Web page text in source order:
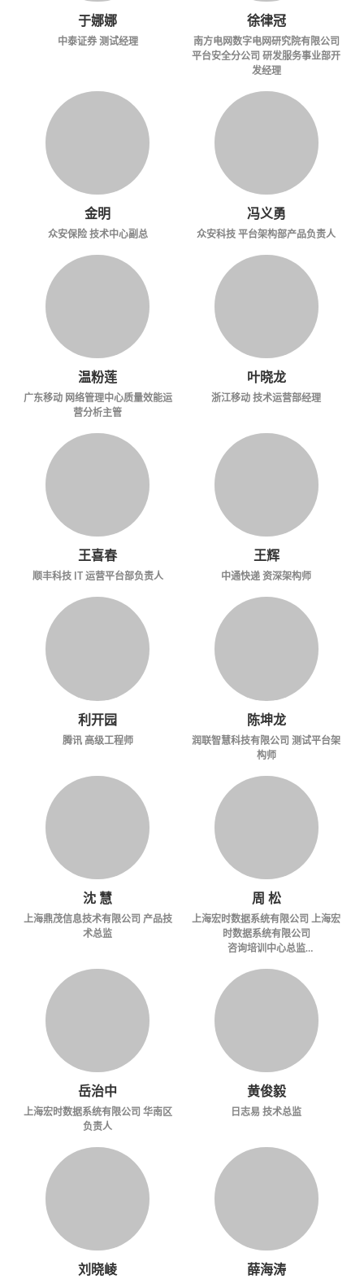
于娜娜
中泰证券 测试经理
徐律冠
南方电网数字电网研究院有限公司
平台安全分公司 研发服务事业部开
发经理
金明
众安保险 技术中心副总
冯义勇
众安科技 平台架构部产品负责人
温粉莲
广东移动 网络管理中心质量效能运
营分析主管
叶晓龙
浙江移动 技术运营部经理
王喜春
顺丰科技 IT 运营平台部负责人
王辉
中通快递 资深架构师
利开园
腾讯 高级工程师
陈坤龙
润联智慧科技有限公司 测试平台架
构师
沈 慧
上海鼎茂信息技术有限公司 产品技
术总监
周 松
上海宏时数据系统有限公司 上海宏
时数据系统有限公司
咨询培训中心总监
岳治中
上海宏时数据系统有限公司 华南区
负责人
黄俊毅
日志易 技术总监
刘晓崚 薛海涛